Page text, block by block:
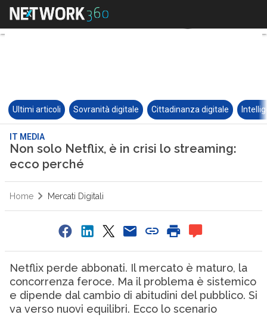
Ultimi articoli Sovranità digitale Cittadinanza digitale
IT MEDIA
Non solo Netflix, è in crisi lo streaming:
ecco perché
Home Mercati Digitali
Netflix perde abbonati. Il mercato è maturo, la
concorrenza feroce. Ma il problema è sistemico
e dipende dal cambio di abitudini del pubblico. Si
va verso nuovi equilibri. Ecco lo scenario